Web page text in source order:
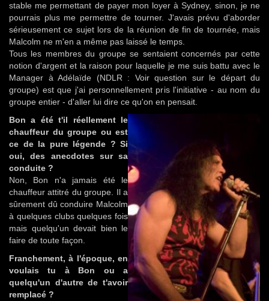
stable me permettant de payer mon loyer à Sydney, sinon, je ne
pourrais plus me permettre de tourner. J'avais prévu d'aborder
sérieusement ce sujet lors de la réunion de fin de tournée, mais
Malcolm ne m'en a même pas laissé le temps.
Tous les membres du groupe se sentaient concernés par cette
notion d'argent et la raison pour laquelle je me suis battu avec le
Manager à Adélaïde (NDLR : Voir question sur le départ du
groupe) est que j'ai personnellement pris l'initiative - au nom du
groupe entier - d'aller lui dire ce qu'on en pensait.
Bon a été t'il réellement le
chauffeur du groupe ou est
ce de la pure légende ? Si
oui, des anecdotes sur sa
conduite ?
Non, Bon n'a jamais été le
chauffeur attitré du groupe. Il a
sûrement dû conduire Malcolm
à quelques clubs quelques fois
mais quelqu'un devait bien le
faire de toute façon.
Franchement, à l'époque, en
voulais tu à Bon ou a
quelqu'un d'autre de t'avoir
remplacé ?